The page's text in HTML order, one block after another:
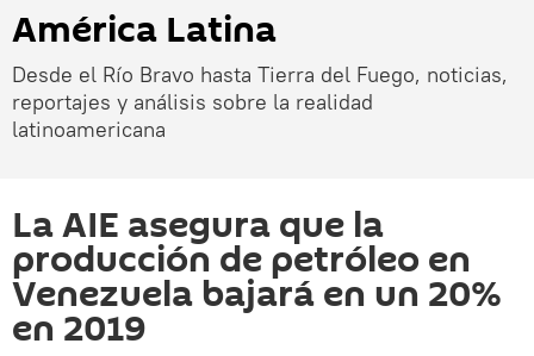
América Latina
Desde el Río Bravo hasta Tierra del Fuego, noticias,
reportajes y análisis sobre la realidad
latinoamericana
La AIE asegura que la
producción de petróleo en
Venezuela bajará en un 20%
en 2019